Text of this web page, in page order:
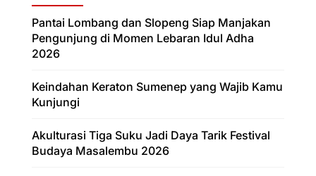
Pantai Lombang dan Slopeng Siap Manjakan
Pengunjung di Momen Lebaran Idul Adha
2026
Keindahan Keraton Sumenep yang Wajib Kamu
Kunjungi
Akulturasi Tiga Suku Jadi Daya Tarik Festival
Budaya Masalembu 2026